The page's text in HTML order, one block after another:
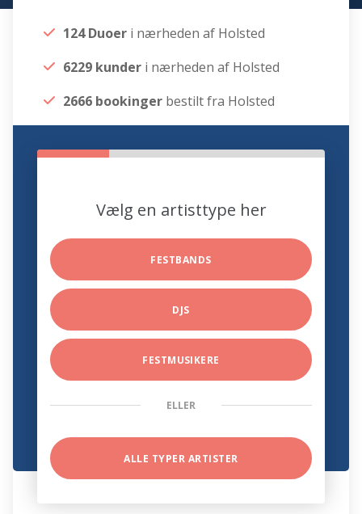
124 Duoer i nærheden af Holsted
6229 kunder i nærheden af Holsted
2666 bookinger bestilt fra Holsted
Vælg en artisttype her
FESTBANDS
DJS
FESTMUSIKERE
ELLER
ALLE TYPER ARTISTER